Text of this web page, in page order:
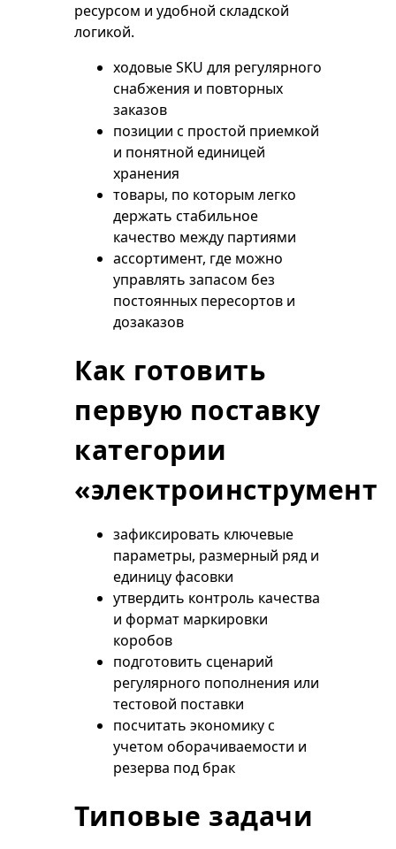
ресурсом и удобной складской
логикой.
ходовые SKU для регулярного
снабжения и повторных
заказов
позиции с простой приемкой
и понятной единицей
хранения
товары, по которым легко
держать стабильное
качество между партиями
ассортимент, где можно
управлять запасом без
постоянных пересортов и
дозаказов
Как готовить
первую поставку
категории
«электроинструмент»
зафиксировать ключевые
параметры, размерный ряд и
единицу фасовки
утвердить контроль качества
и формат маркировки
коробов
подготовить сценарий
регулярного пополнения или
тестовой поставки
посчитать экономику с
учетом оборачиваемости и
резерва под брак
Типовые задачи